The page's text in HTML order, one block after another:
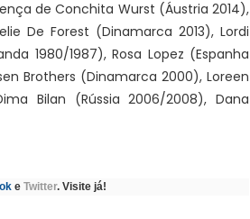
de Conchita Wurst (Áustria 2014),
De Forest (Dinamarca 2013), Lordi
1980/1987), Rosa Lopez (Espanha
Brothers (Dinamarca 2000), Loreen
Bilan (Rússia 2006/2008), Dana
e Twitter. Visite já!